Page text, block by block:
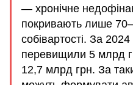
— хронічне
покривають лише
собівартості. За 2024
перевищили 5 млрд
12,7 млрд грн. За